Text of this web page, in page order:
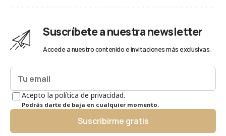
Suscríbete a nuestra newsletter
Accede a nuestro contenido e invitaciones más exclusivas.
Acepto la política de privacidad.
Podrás darte de baja en cualquier momento.
Suscribirme gratis